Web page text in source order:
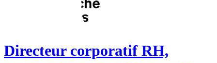
Directeur corporatif RH,